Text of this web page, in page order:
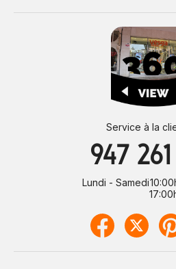
Service à la
947
Lundi - Samedi